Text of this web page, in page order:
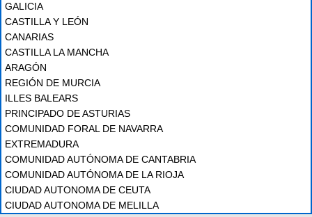
GALICIA
CASTILLA Y LEÓN
CANARIAS
CASTILLA LA MANCHA
ARAGÓN
REGIÓN DE MURCIA
ILLES BALEARS
PRINCIPADO DE ASTURIAS
COMUNIDAD FORAL DE NAVARRA
EXTREMADURA
COMUNIDAD AUTÓNOMA DE CANTABRIA
COMUNIDAD AUTÓNOMA DE LA RIOJA
CIUDAD AUTONOMA DE CEUTA
CIUDAD AUTONOMA DE MELILLA